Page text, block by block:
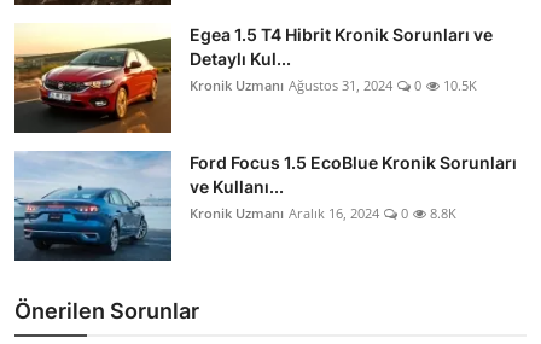
Egea 1.5 T4 Hibrit Kronik Sorunları ve
Detaylı Kul...
Kronik Uzmanı Ağustos 31, 2024 0 10.5K
Ford Focus 1.5 EcoBlue Kronik Sorunları
ve Kullanı...
Kronik Uzmanı Aralık 16, 2024 0 8.8K
Önerilen Sorunlar